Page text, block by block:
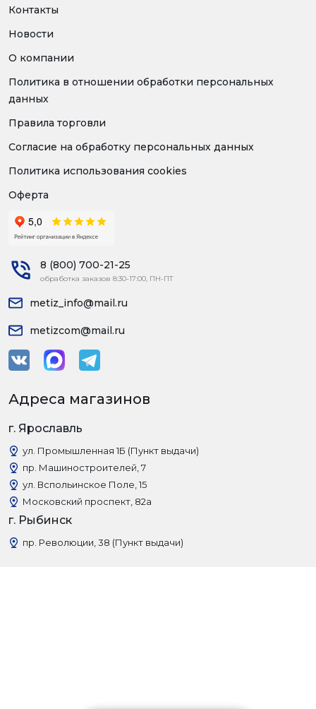
Контакты
Новости
О компании
Политика в отношении обработки персональных
данных
Правила торговли
Согласие на обработку персональных данных
Политика использования cookies
Оферта
8 (800) 700-21-25
обработка заказов 8:30-17:00, ПН-ПТ
metiz_info@mail.ru
metizcom@mail.ru
Адреса магазинов
г. Ярославль
ул. Промышленная 1Б (Пункт выдачи)
пр. Машиностроителей, 7
ул. Вспольинское Поле, 15
Московский проспект, 82а
г. Рыбинск
пр. Революции, 38 (Пункт выдачи)